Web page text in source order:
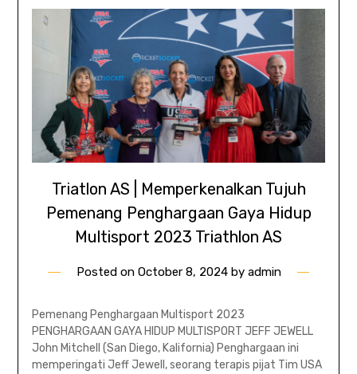
Triatlon AS | Memperkenalkan Tujuh
Pemenang Penghargaan Gaya Hidup
Multisport 2023 Triathlon AS
Posted on October 8, 2024by admin
Pemenang Penghargaan Multisport 2023
PENGHARGAAN GAYA HIDUP MULTISPORT JEFF JEWELL
John Mitchell (San Diego, Kalifornia) Penghargaan ini
memperingati Jeff Jewell, seorang terapis pijat Tim USA